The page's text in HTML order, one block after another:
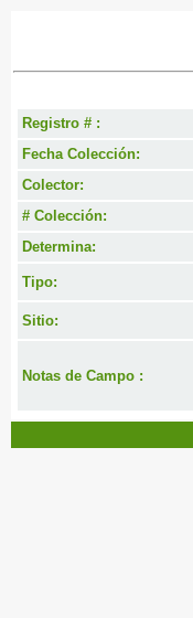
Registro # :
Fecha Colección:
Colector:
# Colección:
Determina:
Tipo:
Sitio:
Notas de Campo :